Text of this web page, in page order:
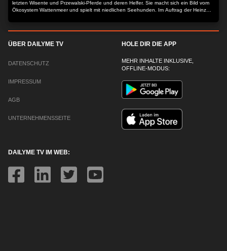
letzten Wisente und Przewalski-Pferde und deren Helfer. Sie macht sich ein Bild vom
Ökosystem Wattenmeer und spielt mit niedlichen Seehunden. Im Auftrag der Heinz
Heimat - und derer, die sie schützen.
ÜBER DAILYME TV
DATENSCHUTZ
IMPRESSUM
AGB
UNTERNEHMENSSEITE
HOLE DIR DIE APP
MEHR INHALTE INKLUSIVE,
OFFLINE-MODUS:
DAILYME TV IM WEB: